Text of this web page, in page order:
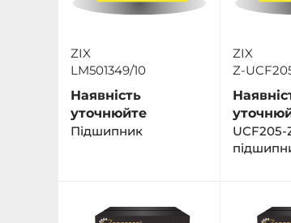
ZIX
LM501349/10
Наявність
уточнюйте
Підшипник
ZIX
Z-
UCF205-